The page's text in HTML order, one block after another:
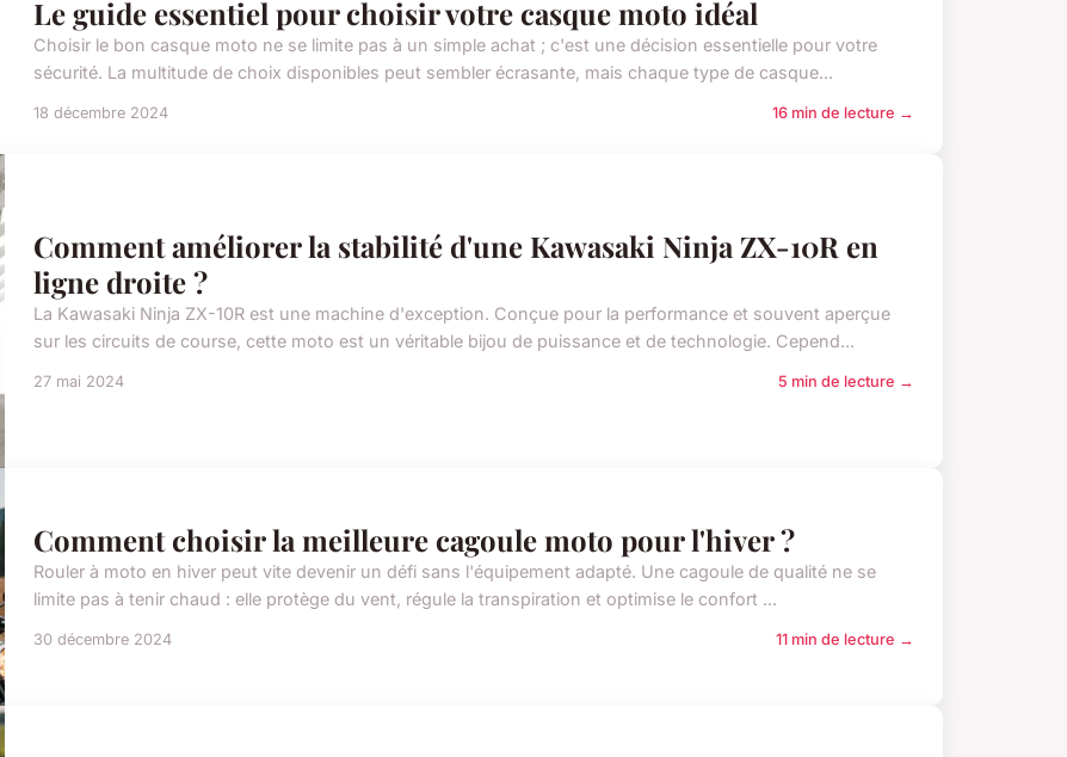
Le guide essentiel pour choisir votre casque moto idéal
Choisir le bon casque moto ne se limite pas à un simple achat ; c'est une décision essentielle pour votre
sécurité. La multitude de choix disponibles peut sembler écrasante, mais chaque type de casque...
18 décembre 2024 16 min de lecture →
Comment améliorer la stabilité d'une Kawasaki Ninja ZX-10R en
ligne droite ?
La Kawasaki Ninja ZX-10R est une machine d'exception. Conçue pour la performance et souvent aperçue
sur les circuits de course, cette moto est un véritable bijou de puissance et de technologie. Cepend...
27 mai 2024 5 min de lecture →
Comment choisir la meilleure cagoule moto pour l'hiver ?
Rouler à moto en hiver peut vite devenir un défi sans l'équipement adapté. Une cagoule de qualité ne se
limite pas à tenir chaud : elle protège du vent, régule la transpiration et optimise le confort ...
30 décembre 2024 11 min de lecture →